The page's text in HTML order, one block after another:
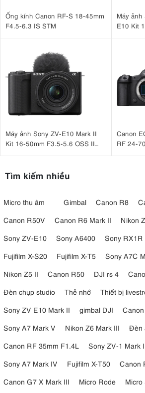
Ống kính Canon RF-S 18-45mm
F4.5-6.3 IS STM
Máy
E10 Kit
Máy ảnh Sony ZV-E10 Mark II
Kit 16-50mm F3.5-5.6 OSS II
Canon
RF 24-
Tìm kiếm nhiều
Micro thu âm Gimbal Canon R8
Canon R50V
Canon R6 Mark II Nikon
Sony ZV-E10
Sony A6400 Sony RX1R
Fujifilm X-S20
Fujifilm X-T5 Sony A7C
Nikon Z5 II
Canon R50 DJI rs 4
Đèn chụp studio
Thẻ nhớ
Thiết bị
Sony ZV E10 Mark II
gimbal DJI
Sony A7 Mark V
Nikon Z6 Mark III
Đèn
Canon RF 35mm F1.4L
Sony ZV-1 Mark
Sony A7 Mark IV
Fujifilm X-T50
Canon
Canon G7 X Mark III
Micro Rode Micro